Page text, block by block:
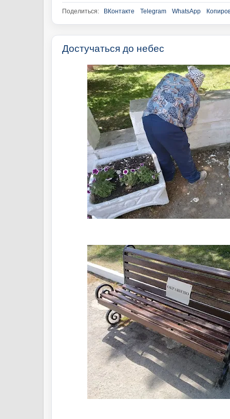
Поделиться: ВКонтакте Telegram WhatsApp
Достучаться до небес